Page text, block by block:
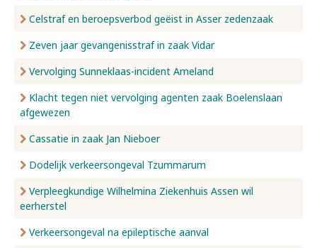
Celstraf en beroepsverbod geëist in Asser zedenzaak
Zeven jaar gevangenisstraf in zaak Vidar
Vervolging Sunneklaas-incident Ameland
Klacht tegen niet vervolging agenten zaak Boelenslaan
afgewezen
Cassatie in zaak Jan Nieboer
Dodelijk verkeersongeval Tzummarum
Verpleegkundige Wilhelmina Ziekenhuis Assen wil
eerherstel
Verkeersongeval na epileptische aanval